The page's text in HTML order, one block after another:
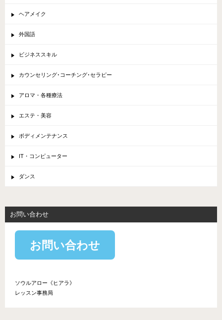
ヘアメイク
外国語
ビジネススキル
カウンセリング･コーチング･セラピー
アロマ・各種療法
エステ・美容
ボディメンテナンス
IT・コンピューター
ダンス
お問い合わせ
お問い合わせ
ソウルアロー《ヒアラ》
レッスン事務局